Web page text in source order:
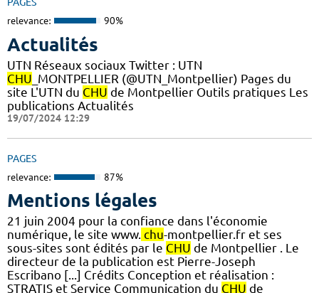
PAGES
relevance: 90%
Actualités
UTN Réseaux sociaux Twitter : UTN
CHU _MONTPELLIER (@UTN_Montpellier) Pages du
site L'UTN du CHU de Montpellier Outils pratiques Les
publications Actualités
19/07/2024 12:29
PAGES
relevance: 87%
Mentions légales
21 juin 2004 pour la confiance dans l'économie
numérique, le site www. chu-montpellier.fr et ses
sous-sites sont édités par le CHU de Montpellier . Le
directeur de la publication est Pierre-Joseph
Escribano [...] Crédits Conception et réalisation :
STRATIS et Service Communication du CHU de